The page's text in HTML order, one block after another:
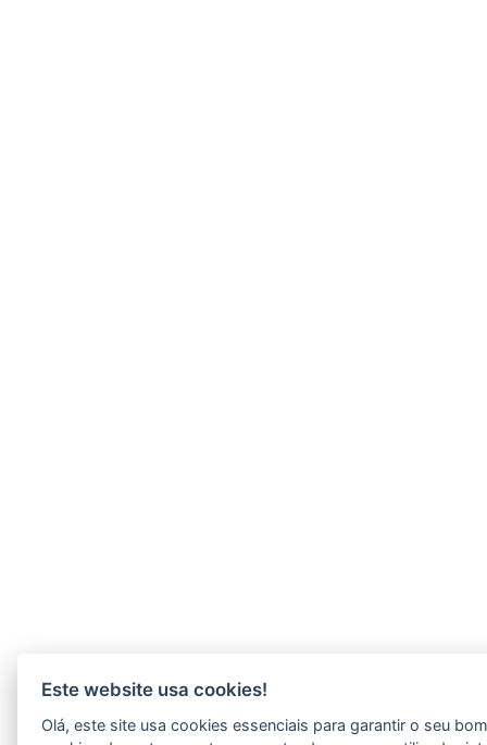
Este website usa cookies!
Olá, este site usa cookies essenciais para garantir o seu